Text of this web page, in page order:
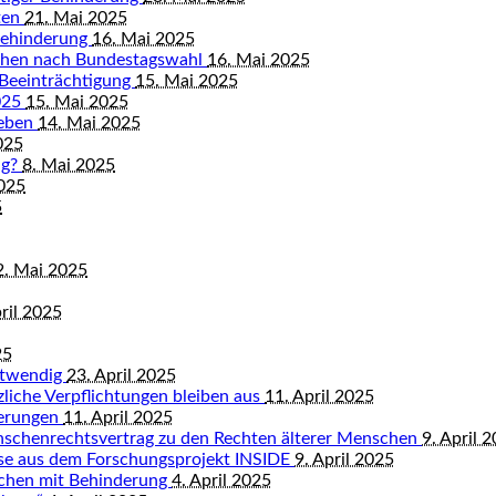
21. Mai 2025
16. Mai 2025
nach Bundestagswahl 16. Mai 2025
15. Mai 2025
15. Mai 2025
14. Mai 2025
8. Mai 2025
Mai 2025
2025
23. April 2025
Verpflichtungen bleiben aus 11. April 2025
11. April 2025
zu den Rechten älterer Menschen 9. April
aus dem Forschungsprojekt INSIDE 9. April 2025
mit Behinderung 4. April 2025